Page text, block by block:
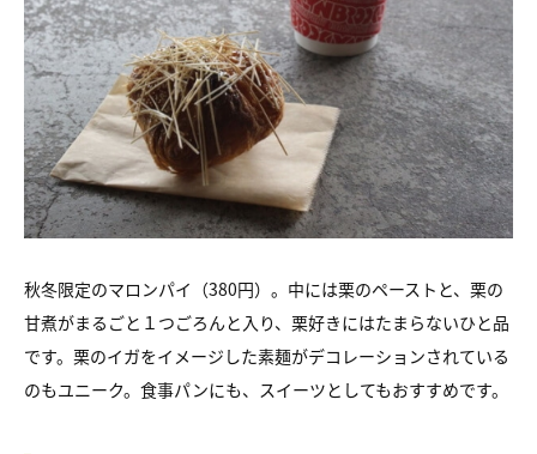
秋冬限定のマロンパイ（380円）。中には栗のペーストと、栗の
甘煮がまるごと１つごろんと入り、栗好きにはたまらないひと品
です。栗のイガをイメージした素麺がデコレーションされている
のもユニーク。食事パンにも、スイーツとしてもおすすめです。